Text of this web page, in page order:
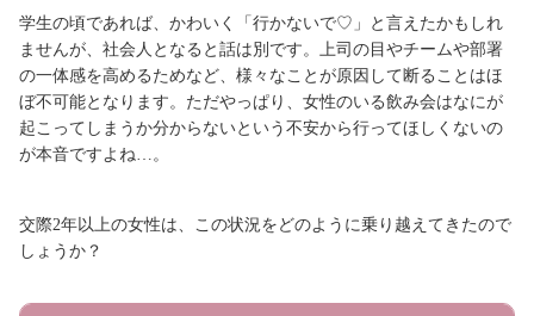
学生の頃であれば、かわいく「行かないで♡」と言えたかもしれ
ませんが、社会人となると話は別です。上司の目やチームや部署
の一体感を高めるためなど、様々なことが原因して断ることはほ
ぼ不可能となります。ただやっぱり、女性のいる飲み会はなにが
起こってしまうか分からないという不安から行ってほしくないの
が本音ですよね…。
交際2年以上の女性は、この状況をどのように乗り越えてきたので
しょうか？